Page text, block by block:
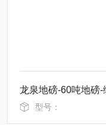
龙泉地磅-60吨地磅-
型号：